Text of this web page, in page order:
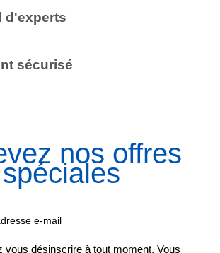
d'experts
sécurisé
nos offres
spéciales
vous désinscrire à tout moment. Vous